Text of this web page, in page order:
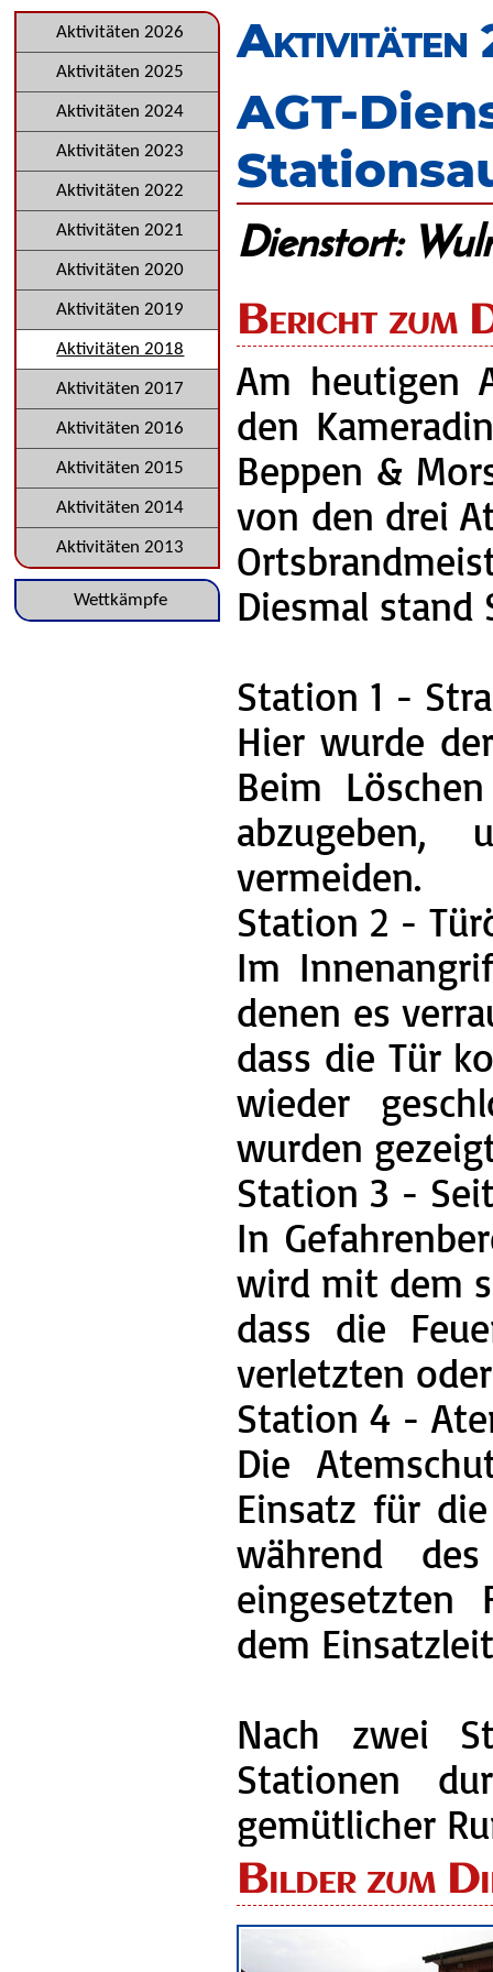
überspringen
Aktivitäten
AGT-
Dienstort:
Bericht zum
Am heutigen
den
Beppen &
von den drei
Diesmal stand
Station 1 -
Hier wurde
Beim
abzugeben,
vermeiden.
Station 2 -
Im
denen es
dass die Tür
wieder
wurden
Station 3 -
In
wird mit dem
dass die
verletzten
Station 4 -
Die
Einsatz für
während
eingesetzten
dem
Nach zwei
Stationen
gemütlicher
Bilder zum
Navigation
überspringen
Aktivitäten 2026
Aktivitäten 2025
Aktivitäten 2024
Aktivitäten 2023
Aktivitäten 2022
Aktivitäten 2021
Aktivitäten 2020
Aktivitäten 2019
Aktivitäten 2018
Aktivitäten 2017
Aktivitäten 2016
Aktivitäten 2015
Aktivitäten 2014
Aktivitäten 2013
NavigationWettkämpfe